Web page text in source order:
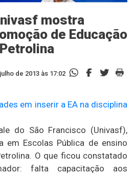
mostra
de Educação
de 2013 às 17:02
do São Francisco (Univasf),
em Escolas Pública de ensino
O que ficou constatado
falta capacitação aos